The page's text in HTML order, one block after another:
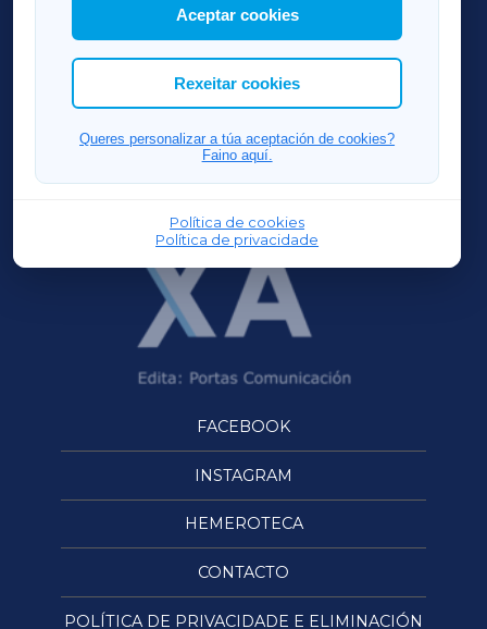
Así mesmo, podes personalizar a elección das
cookies que desexas permitir.
Aceptar cookies
Rexeitar cookies
Queres personalizar a túa aceptación de cookies?
Faino aquí.
Política de cookies
Política de privacidade
RIBEIRASACRAXA
ACORUÑAXA
FERROLXA
OURENSEXA
FACEBOOK
INSTAGRAM
HEMEROTECA
CONTACTO
POLÍTICA DE PRIVACIDADE E ELIMINACIÓN